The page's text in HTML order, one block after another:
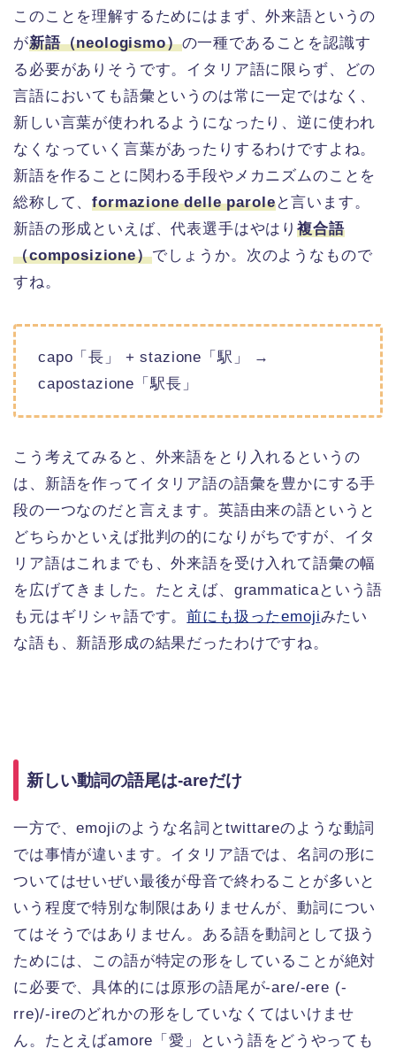
このことを理解するためにはまず、外来語というの
が新語（neologismo）の一種であることを認識す
る必要がありそうです。イタリア語に限らず、どの
言語においても語彙というのは常に一定ではなく、
新しい言葉が使われるようになったり、逆に使われ
なくなっていく言葉があったりするわけですよね。
新語を作ることに関わる手段やメカニズムのことを
総称して、formazione delle paroleと言います。
新語の形成といえば、代表選手はやはり複合語
（composizione）でしょうか。次のようなもので
すね。
capo「長」 + stazione「駅」 →
capostazione「駅長」
こう考えてみると、外来語をとり入れるというの
は、新語を作ってイタリア語の語彙を豊かにする手
段の一つなのだと言えます。英語由来の語というと
どちらかといえば批判の的になりがちですが、イタ
リア語はこれまでも、外来語を受け入れて語彙の幅
を広げてきました。たとえば、grammaticaという語
も元はギリシャ語です。前にも扱ったemojiみたい
な語も、新語形成の結果だったわけですね。
新しい動詞の語尾は-areだけ
一方で、emojiのような名詞とtwittareのような動詞
では事情が違います。イタリア語では、名詞の形に
ついてはせいぜい最後が母音で終わることが多いと
いう程度で特別な制限はありませんが、動詞につい
てはそうではありません。ある語を動詞として扱う
ためには、この語が特定の形をしていることが絶対
に必要で、具体的には原形の語尾が-are/-ere (-
rre)/-ireのどれかの形をしていなくてはいけませ
ん。たとえばamore「愛」という語をどうやっても